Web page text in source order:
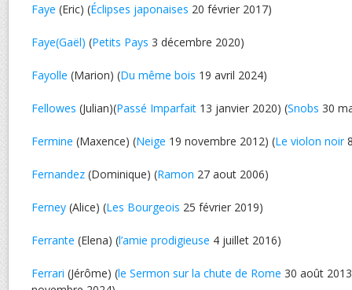
Faye (Eric) (Éclipses japonaises 20 février 2017)
Faye(Gaël) (Petits Pays 3 décembre 2020)
Fayolle (Marion) (Du même bois 19 avril 2024)
Fellowes (Julian)(Passé Imparfait 13 janvier 2020) (Snobs 30
Fermine (Maxence) (Neige 19 novembre 2012) (Le violon noir
Fernandez (Dominique) (Ramon 27 aout 2006)
Ferney (Alice) (Les Bourgeois 25 février 2019)
Ferrante (Elena) (l’amie prodigieuse 4 juillet 2016)
Ferrari (Jérôme) (le Sermon sur la chute de Rome 30 août